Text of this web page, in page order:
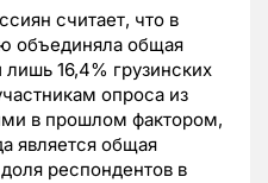
считает, что в
объединяла общая
16,4% грузинских
опроса из
в прошлом фактором,
является общая
респондентов в